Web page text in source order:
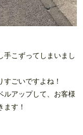
手こずってしまいまし
ごいですよね！
ルアップして、お客様
す！